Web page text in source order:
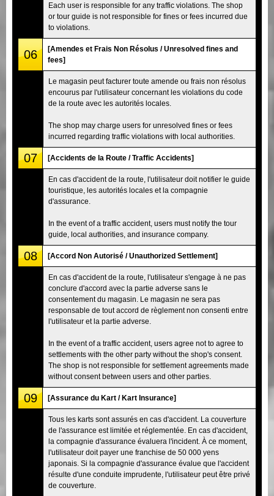
Each user is responsible for any traffic violations. The shop
or tour guide is not responsible for fines or fees incurred due
to violations.
06
[Amendes et Frais Non Résolus / Unresolved fines and
fees]
Le magasin peut facturer toute amende ou frais non résolus
encourus par l'utilisateur concernant les violations du code
de la route avec les autorités locales.
The shop may charge users for unresolved fines or fees
incurred regarding traffic violations with local authorities.
07 [Accidents de la Route / Traffic Accidents]
En cas d'accident de la route, l'utilisateur doit notifier le guide
touristique, les autorités locales et la compagnie
d'assurance.
In the event of a traffic accident, users must notify the tour
guide, local authorities, and insurance company.
08 [Accord Non Autorisé / Unauthorized Settlement]
En cas d'accident de la route, l'utilisateur s'engage à ne pas
conclure d'accord avec la partie adverse sans le
consentement du magasin. Le magasin ne sera pas
responsable de tout accord de règlement non consenti entre
l'utilisateur et la partie adverse.
In the event of a traffic accident, users agree not to agree to
settlements with the other party without the shop's consent.
The shop is not responsible for settlement agreements made
without consent between users and other parties.
09 [Assurance du Kart / Kart Insurance]
Tous les karts sont assurés en cas d'accident. La couverture
de l'assurance est limitée et réglementée. En cas d'accident,
la compagnie d'assurance évaluera l'incident. À ce moment,
l'utilisateur doit payer une franchise de 50 000 yens
japonais. Si la compagnie d'assurance évalue que l'accident
résulte d'une conduite imprudente, l'utilisateur peut être privé
de couverture.